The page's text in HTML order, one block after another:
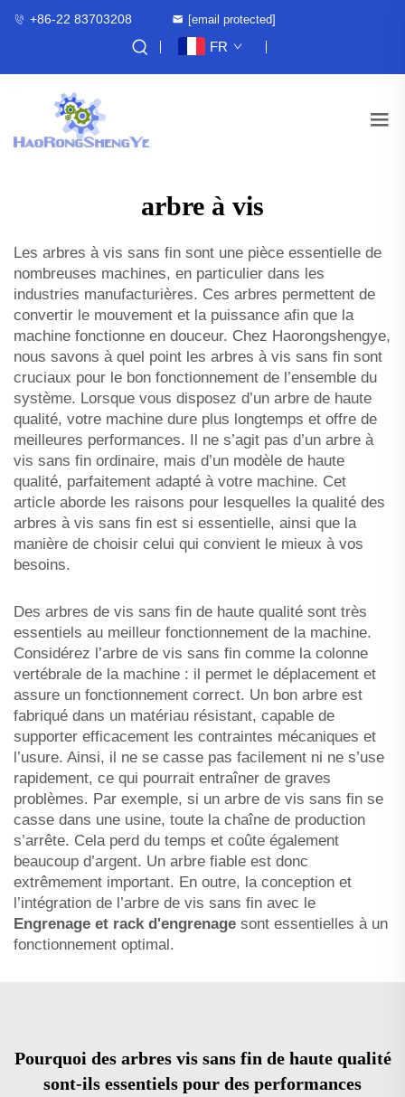
+86-22 83703208 [email protected]
FR
arbre à vis
Les arbres à vis sans fin sont une pièce essentielle de
nombreuses machines, en particulier dans les
industries manufacturières. Ces arbres permettent de
convertir le mouvement et la puissance afin que la
machine fonctionne en douceur. Chez Haorongshengye,
nous savons à quel point les arbres à vis sans fin sont
cruciaux pour le bon fonctionnement de l’ensemble du
système. Lorsque vous disposez d’un arbre de haute
qualité, votre machine dure plus longtemps et offre de
meilleures performances. Il ne s’agit pas d’un arbre à
vis sans fin ordinaire, mais d’un modèle de haute
qualité, parfaitement adapté à votre machine. Cet
article aborde les raisons pour lesquelles la qualité des
arbres à vis sans fin est si essentielle, ainsi que la
manière de choisir celui qui convient le mieux à vos
besoins.
Des arbres de vis sans fin de haute qualité sont très
essentiels au meilleur fonctionnement de la machine.
Considérez l’arbre de vis sans fin comme la colonne
vertébrale de la machine : il permet le déplacement et
assure un fonctionnement correct. Un bon arbre est
fabriqué dans un matériau résistant, capable de
supporter efficacement les contraintes mécaniques et
l’usure. Ainsi, il ne se casse pas facilement ni ne s’use
rapidement, ce qui pourrait entraîner de graves
problèmes. Par exemple, si un arbre de vis sans fin se
casse dans une usine, toute la chaîne de production
s’arrête. Cela perd du temps et coûte également
beaucoup d’argent. Un arbre fiable est donc
extrêmement important. En outre, la conception et
l’intégration de l’arbre de vis sans fin avec le
Engrenage et rack d'engrenage sont essentielles à un
fonctionnement optimal.
Pourquoi des arbres vis sans fin de haute qualité
sont-ils essentiels pour des performances